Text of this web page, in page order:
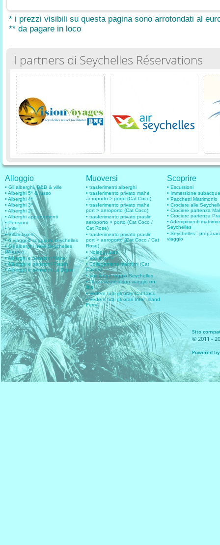
* i prezzi visibili su questa pagina sono arrotondati al
** da pagare in loco
I partners di Seychelles Réservations
Alloggio
• Gli alberghi, B&B & ville
• Alberghi 5* & lusso
• Alberghi 4*
• Alberghi 3*
• Alberghi 2*
• Alberghi appartamenti
• Pensioni
• Ville
• Villas luxes
• 6 viaggi & soggiorni seychelles
• Gli alberghi nelle Seychelles
(Mappa)
• Alberghi e pensioni Mahe
• Alberghi e pensioni Praslin
• Alberghi e pensioni La Digue
Muoversi
• trasferimenti alberghi
• trasferimento privato mahe
aeroporto > porto (Cat Coco)
• trasferimento privato mahe
port > aeroporto (Cat Coco)
• trasferimento privato praslin
aeroporto > porto (Cat Coco /
Cat Rose)
• trasferimento privato praslin
port > aeroporto (Cat Coco / Cat
Rose)
• Noleggi auto
• Voli interni
• Collegamenti marittimi (Cat
Cocos)
• Voli lungo raggio Seychelles
• Organizzare il suo viaggio on-
line
• Vedere tutti gli orari Cat Coco
• Vedere tutti gli orari Inter Island
Ferry
Scoprire
• Escursioni
• Immersione
• Pacchetti Matrimonio
• Crociere alle
• Crociere partenza
• Crociere partenza
• Adempimenti
Seychelles
• Seychelles :
viaggio
Sito
© 2011 -
Powered by